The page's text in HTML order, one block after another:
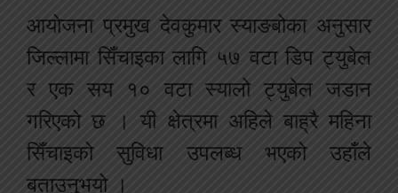
आयोजना प्रमुख देवकुमार स्याङबोका अनुसार
जिल्लामा सिँचाइका लागि ५७ वटा डिप ट्युबेल
र एक सय १० वटा स्यालो ट्युबेल जडान
गरिएको छ । यी क्षेत्रमा अहिले बाह्रै महिना
सिँचाइको सुविधा उपलब्ध भएको उहाँले
बताउनुभयो ।